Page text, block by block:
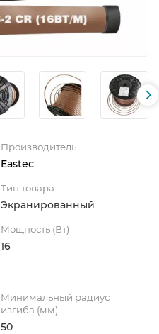
Производитель
Eastec
Тип товара
Экранированный
Мощность (Вт)
16
Минимальный радиус
изгиба (мм)
50